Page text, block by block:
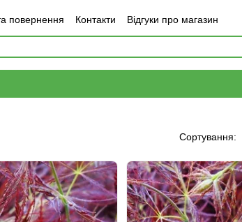
повернення Контакти Відгуки про магазин
Сортування: